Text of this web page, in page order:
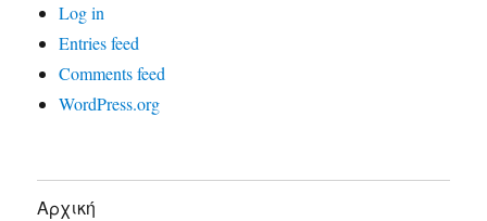
Log in
Entries feed
Comments feed
WordPress.org
Αρχική